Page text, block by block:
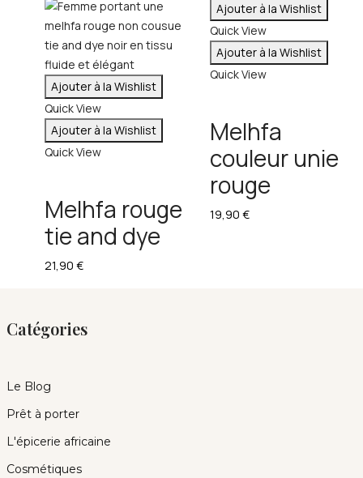
Ajouter à la Wishlist
Quick View
Ajouter à la Wishlist
Quick View
Melhfa rouge
tie and dye
21,90 €
Ajouter à la Wishlist
Quick View
Ajouter à la Wishlist
Quick View
Melhfa
couleur unie
rouge
19,90 €
Catégories
Le Blog
Prêt à porter
L'épicerie africaine
Cosmétiques